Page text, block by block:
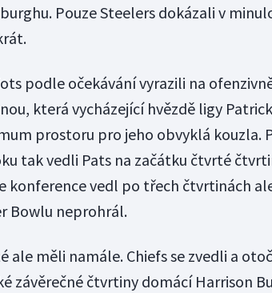
Pouze Steelers dokázali v
podle očekávání vyrazili na
která vycházející hvězdě ligy
prostoru pro jeho obvyklá kouzla.
tak vedli Pats na začátku čtvrté
konference vedl po třech čtvrtinách
Bowlu neprohrál.
ale měli namále. Chiefs se zvedli a
závěrečné čtvrtiny domácí Harrison